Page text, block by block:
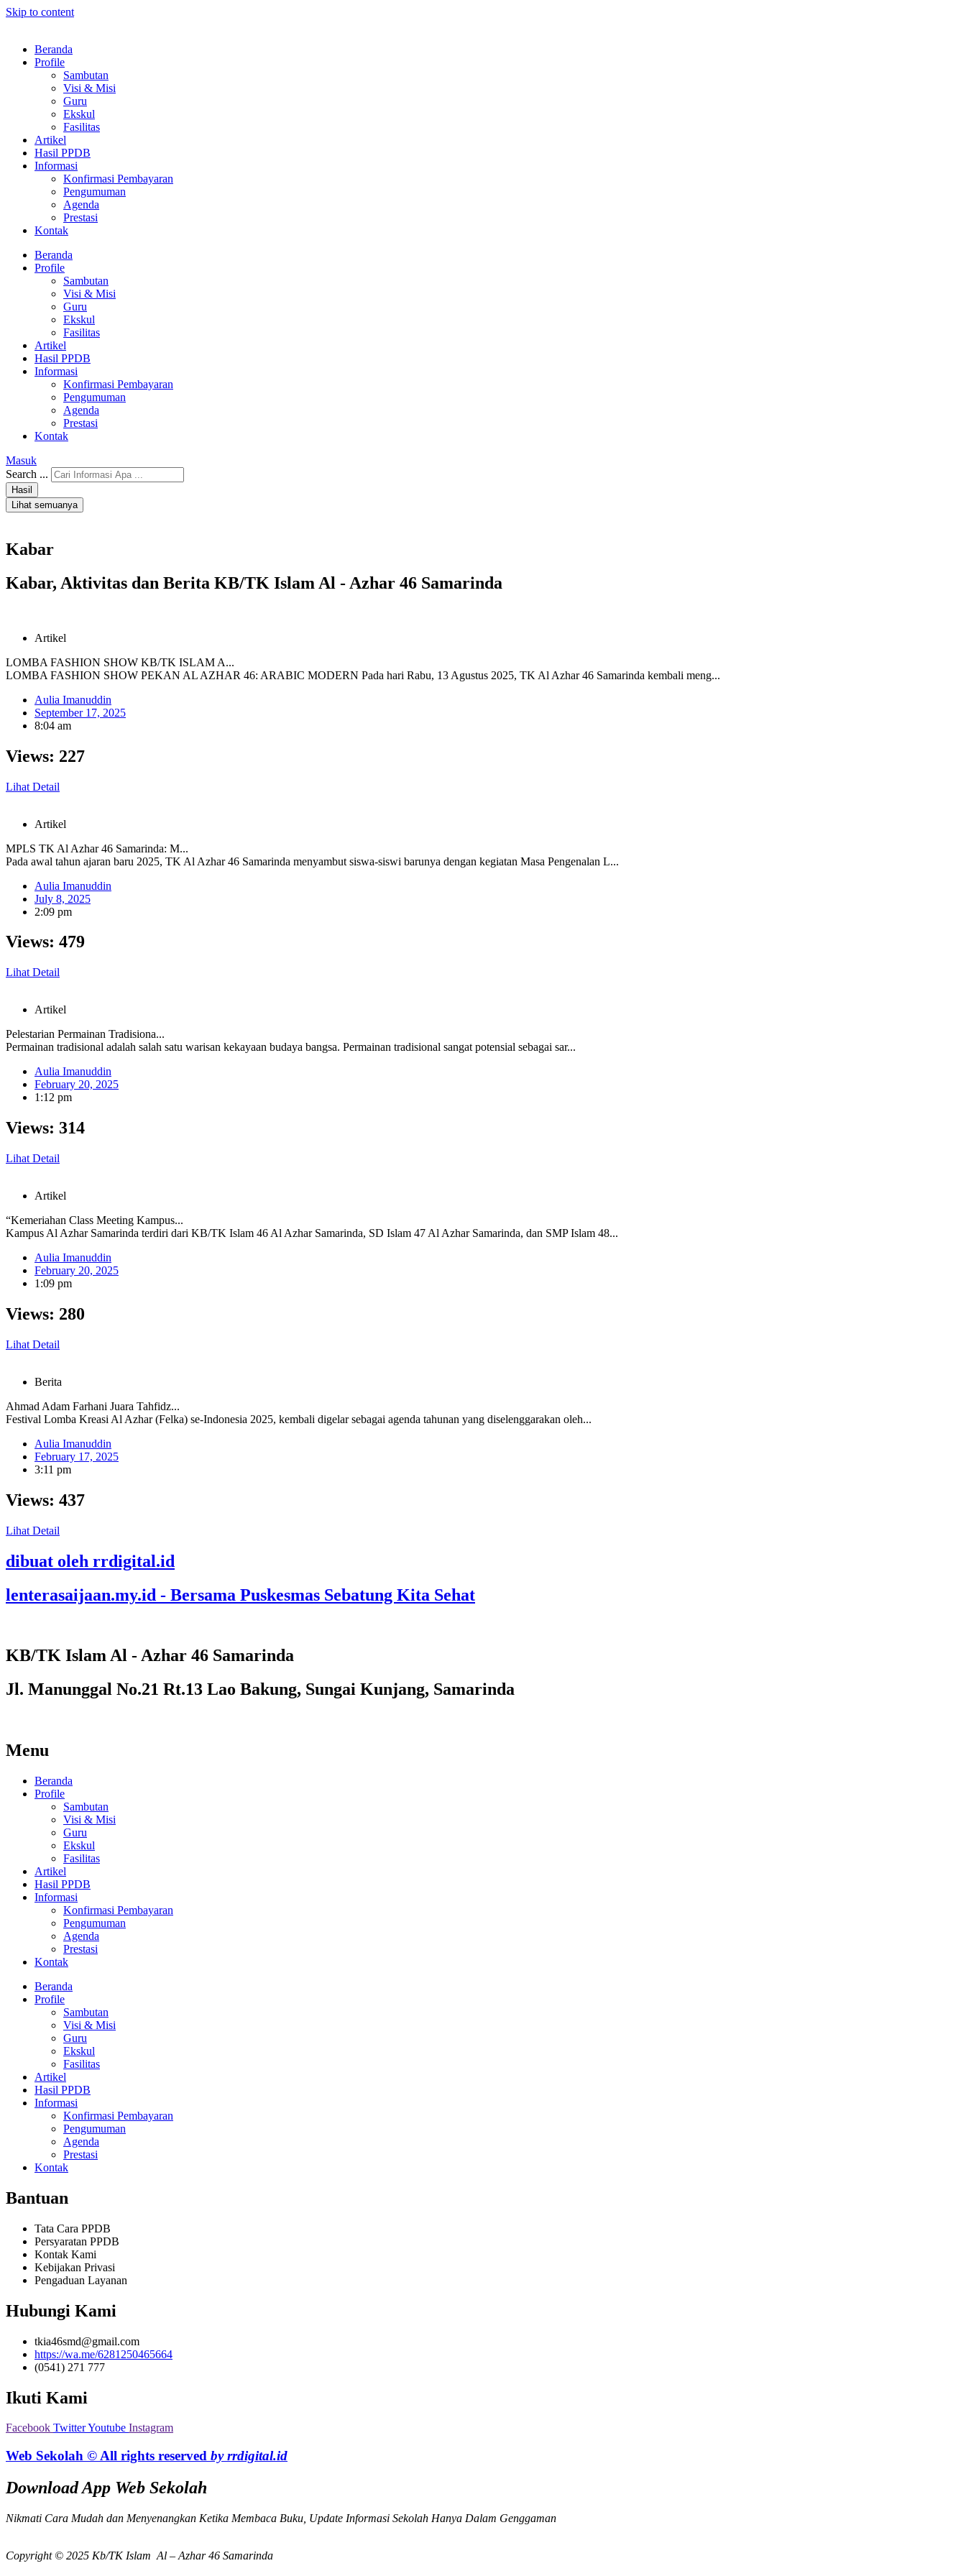
Skip to content
Beranda
Profile
Sambutan
Visi & Misi
Guru
Ekskul
Fasilitas
Artikel
Hasil PPDB
Informasi
Konfirmasi Pembayaran
Pengumuman
Agenda
Prestasi
Kontak
Beranda
Profile
Sambutan
Visi & Misi
Guru
Ekskul
Fasilitas
Artikel
Hasil PPDB
Informasi
Konfirmasi Pembayaran
Pengumuman
Agenda
Prestasi
Kontak
Masuk
Search ...
Hasil
Lihat semuanya
Kabar
Kabar, Aktivitas dan Berita KB/TK Islam Al - Azhar 46 Samarinda
Artikel
LOMBA FASHION SHOW KB/TK ISLAM A...
LOMBA FASHION SHOW PEKAN AL AZHAR 46: ARABIC MODERN Pada hari Rabu, 13 Agustus 2025, TK Al Azhar 46 Samarinda kembali meng...
Aulia Imanuddin
September 17, 2025
8:04 am
Views: 227
Lihat Detail
Artikel
MPLS TK Al Azhar 46 Samarinda: M...
Pada awal tahun ajaran baru 2025, TK Al Azhar 46 Samarinda menyambut siswa-siswi barunya dengan kegiatan Masa Pengenalan L...
Aulia Imanuddin
July 8, 2025
2:09 pm
Views: 479
Lihat Detail
Artikel
Pelestarian Permainan Tradisiona...
Permainan tradisional adalah salah satu warisan kekayaan budaya bangsa. Permainan tradisional sangat potensial sebagai sar...
Aulia Imanuddin
February 20, 2025
1:12 pm
Views: 314
Lihat Detail
Artikel
“Kemeriahan Class Meeting Kampus...
Kampus Al Azhar Samarinda terdiri dari KB/TK Islam 46 Al Azhar Samarinda, SD Islam 47 Al Azhar Samarinda, dan SMP Islam 48...
Aulia Imanuddin
February 20, 2025
1:09 pm
Views: 280
Lihat Detail
Berita
Ahmad Adam Farhani Juara Tahfidz...
Festival Lomba Kreasi Al Azhar (Felka) se-Indonesia 2025, kembali digelar sebagai agenda tahunan yang diselenggarakan oleh...
Aulia Imanuddin
February 17, 2025
3:11 pm
Views: 437
Lihat Detail
dibuat oleh rrdigital.id
lenterasaijaan.my.id - Bersama Puskesmas Sebatung Kita Sehat
KB/TK Islam Al - Azhar 46 Samarinda
Jl. Manunggal No.21 Rt.13 Lao Bakung, Sungai Kunjang, Samarinda
Menu
Beranda
Profile
Sambutan
Visi & Misi
Guru
Ekskul
Fasilitas
Artikel
Hasil PPDB
Informasi
Konfirmasi Pembayaran
Pengumuman
Agenda
Prestasi
Kontak
Beranda
Profile
Sambutan
Visi & Misi
Guru
Ekskul
Fasilitas
Artikel
Hasil PPDB
Informasi
Konfirmasi Pembayaran
Pengumuman
Agenda
Prestasi
Kontak
Bantuan
Tata Cara PPDB
Persyaratan PPDB
Kontak Kami
Kebijakan Privasi
Pengaduan Layanan
Hubungi Kami
tkia46smd@gmail.com
https://wa.me/6281250465664
(0541) 271 777
Ikuti Kami
Facebook TwitterYoutube Instagram
Web Sekolah © All rights reserved by rrdigital.id
Download App Web Sekolah
Nikmati Cara Mudah dan Menyenangkan Ketika Membaca Buku, Update Informasi Sekolah Hanya Dalam Genggaman
Copyright © 2025 Kb/TK Islam Al – Azhar 46 Samarinda